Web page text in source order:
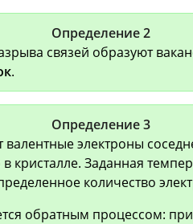
Определение 2
связей образуют
.
Определение 3
валентные электроны
кристалле. Заданная
количество
обратным процессом: